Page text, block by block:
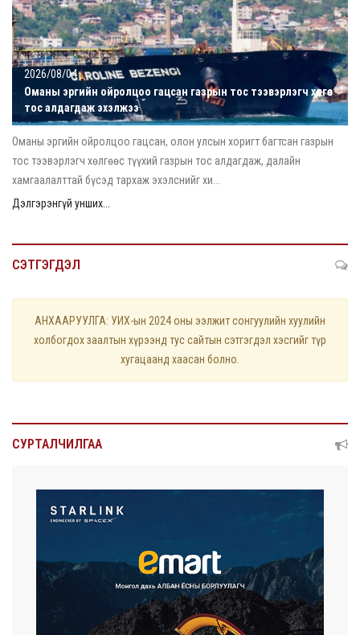
2026/08/04
Оманы эргийн ойролцоо гацсан газрын тос тээвэрлэгч хөлгөөс
тос алдагдаж эхэлжээ
Оманы эргийн ойролцоо гацсан, олон улсын хоригт багтсан газрын
тос тээвэрлэгч хөлгөөс түүхий газрын тос алдагдаж, далайн
хамгаалалттай бүсэд тархаж эхэлснийг хи...
Дэлгэрэнгүй унших...
СЭТГЭГДЭЛ
АНХААРУУЛГА: УИХ-ын 2024 оны ээлжит сонгуулийн хуулийн
холбогдох заалтын хүрээнд тус сайтын сэтгэгдэл хэсгийг түр
хугацаанд хаасан болно.
СУРТАЛЧИЛГАА